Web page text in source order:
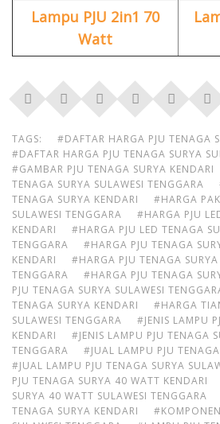
Lampu PJU 2in1 70
Watt
TAGS:
#DAFTAR HARGA PJU TENAGA
#DAFTAR HARGA PJU TENAGA SURYA
#GAMBAR PJU TENAGA SURYA KENDARI
TENAGA SURYA SULAWESI TENGGARA
TENAGA SURYA KENDARI
#HARGA
SULAWESI TENGGARA
#HARGA PJU
KENDARI
#HARGA PJU LED TENAGA
TENGGARA
#HARGA PJU TENAGA
KENDARI
#HARGA PJU TENAGA
TENGGARA
#HARGA PJU TENAGA
PJU TENAGA SURYA SULAWESI
TENAGA SURYA KENDARI
#HARGA
SULAWESI TENGGARA
#JENIS LAMPU
KENDARI
#JENIS LAMPU PJU TENAGA
TENGGARA
#JUAL LAMPU PJU
#JUAL LAMPU PJU TENAGA SURYA
PJU TENAGA SURYA 40 WATT KENDARI
SURYA 40 WATT SULAWESI TENGGARA
TENAGA SURYA KENDARI